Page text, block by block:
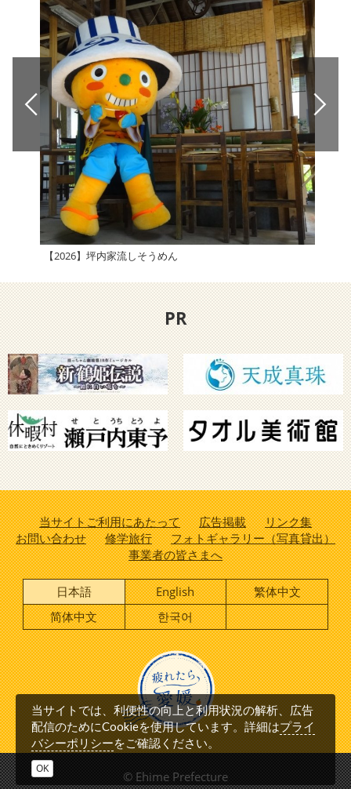
【2026】坪内家流しそうめん
PR
当サイトご利用にあたって 広告掲載
リンク集
お問い合わせ
修学旅行
フォトギャラリー（写真貸出）
事業者の皆さまへ
日本語 English
繁体中文
简体中文
한국어
© Ehime Prefecture
当サイトでは、利便性の向上と利用状況の解析、広告
配信のためにCookieを使用しています。詳細はプライ
バシーポリシーをご確認ください。
OK